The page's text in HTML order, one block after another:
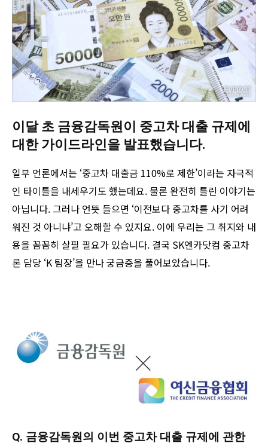
이달 초 금융감독원이 중고차 대출 규제에
대한 가이드라인을 발표했습니다.
일부 언론에서는 ‘중고차 대출금 110%로 제한’이라는 자극적
인 타이틀을 내세우기도 했는데요. 물론 완전히 틀린 이야기는
아닙니다. 그러나 언뜻 들으면 ‘이전보다 중고차를 사기 어려
워진 것 아니냐’고 오해할 수 있지요. 이에 우리는 그 취지와 내
용을 꼼꼼히 살필 필요가 있습니다. 결국 SK엔카닷컴 중고차
론 담당 ‘K 팀장’을 만나 궁금증을 풀어보았습니다.
Q. 금융감독원의 이번 중고차 대출 규제에 관한